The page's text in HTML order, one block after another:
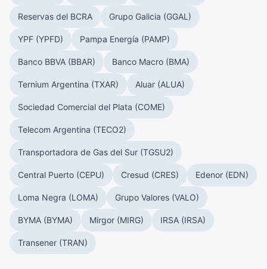
Reservas del BCRA Grupo Galicia (GGAL)
YPF (YPFD) Pampa Energía (PAMP)
Banco BBVA (BBAR) Banco Macro (BMA)
Ternium Argentina (TXAR) Aluar (ALUA)
Sociedad Comercial del Plata (COME)
Telecom Argentina (TECO2)
Transportadora de Gas del Sur (TGSU2)
Central Puerto (CEPU) Cresud (CRES) Edenor (EDN)
Loma Negra (LOMA) Grupo Valores (VALO)
BYMA (BYMA) Mirgor (MIRG) IRSA (IRSA)
Transener (TRAN)